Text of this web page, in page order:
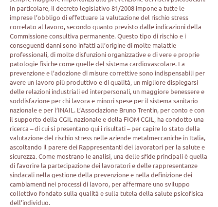
In particolare, il decreto legislativo 81/2008 impone a tutte le
imprese l’obbligo di effettuare la valutazione del rischio stress
correlato al lavoro, secondo quanto previsto dalle indicazioni della
Commissione consultiva permanente. Questo tipo di rischio e i
conseguenti danni sono infatti all’origine di molte malattie
professionali, di molte disfunzioni organizzative e di vere e proprie
patologie fisiche come quelle del sistema cardiovascolare. La
prevenzione e l’adozione di misure correttive sono indispensabili per
avere un lavoro più produttivo e di qualità, un migliore dispiegarsi
delle relazioni industriali ed interpersonali, un maggiore benessere e
soddisfazione per chi lavora e minori spese per il sistema sanitario
nazionale e per l’INAIL. L’Associazione Bruno Trentin, per conto e con
il supporto della CGIL nazionale e della FIOM CGIL, ha condotto una
ricerca – di cui si presentano qui i risultati – per capire lo stato della
valutazione del rischio stress nelle aziende metalmeccaniche in Italia,
ascoltando il parere dei Rappresentanti dei lavoratori per la salute e
sicurezza. Come mostrano le analisi, una delle sfide principali è quella
di favorire la partecipazione dei lavoratori e delle rappresentanze
sindacali nella gestione della prevenzione e nella definizione dei
cambiamenti nei processi di lavoro, per affermare uno sviluppo
collettivo fondato sulla qualità e sulla tutela della salute psicofisica
dell’individuo.